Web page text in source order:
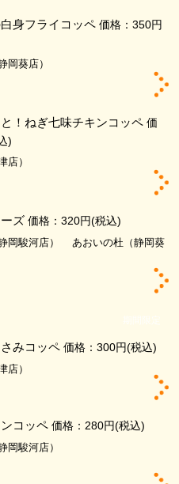
身フライコッペ 価格：350円
岡葵店）
！ねぎ七味チキンコッペ 価
)
店）
ズ 価格：320円(税込)
岡駿河店）
あおいの杜（静岡葵
みコッペ 価格：300円(税込)
店）
コッペ 価格：280円(税込)
岡駿河店）